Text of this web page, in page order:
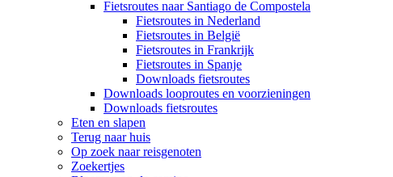
Fietsroutes naar Santiago de Compostela
Fietsroutes in Nederland
Fietsroutes in België
Fietsroutes in Frankrijk
Fietsroutes in Spanje
Downloads fietsroutes
Downloads looproutes en voorzieningen
Downloads fietsroutes
Eten en slapen
Terug naar huis
Op zoek naar reisgenoten
Zoekertjes